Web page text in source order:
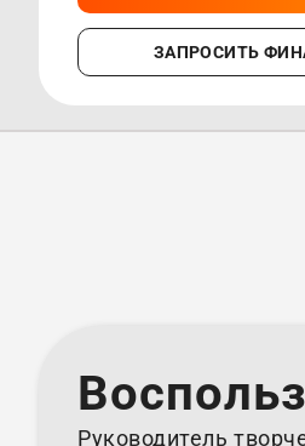
ЗАПРОСИТЬ
Руководитель